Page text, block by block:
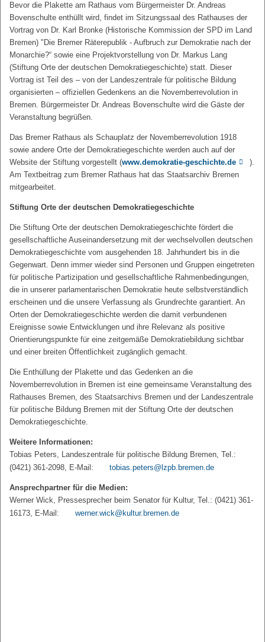
Bevor die Plakette am Rathaus vom Bürgermeister Dr. Andreas
Bovenschulte enthüllt wird, findet im Sitzungssaal des Rathauses der
Vortrag von Dr. Karl Bronke (Historische Kommission der SPD im Land
Bremen) "Die Bremer Räterepublik - Aufbruch zur Demokratie nach der
Monarchie?“ sowie eine Projektvorstellung von Dr. Markus Lang
(Stiftung Orte der deutschen Demokratiegeschichte) statt. Dieser
Vortrag ist Teil des – von der Landeszentrale für politische Bildung
organisierten – offiziellen Gedenkens an die Novemberrevolution in
Bremen. Bürgermeister Dr. Andreas Bovenschulte wird die Gäste der
Veranstaltung begrüßen.
Das Bremer Rathaus als Schauplatz der Novemberrevolution 1918
sowie andere Orte der Demokratiegeschichte werden auch auf der
Website der Stiftung vorgestellt (www.demokratie-geschichte.de
).
Am Textbeitrag zum Bremer Rathaus hat das Staatsarchiv Bremen
mitgearbeitet.
Stiftung Orte der deutschen Demokratiegeschichte
Die Stiftung Orte der deutschen Demokratiegeschichte fördert die
gesellschaftliche Auseinandersetzung mit der wechselvollen deutschen
Demokratiegeschichte vom ausgehenden 18. Jahrhundert bis in die
Gegenwart. Denn immer wieder sind Personen und Gruppen eingetreten
für politische Partizipation und gesellschaftliche Rahmenbedingungen,
die in unserer parlamentarischen Demokratie heute selbstverständlich
erscheinen und die unsere Verfassung als Grundrechte garantiert. An
Orten der Demokratiegeschichte werden die damit verbundenen
Ereignisse sowie Entwicklungen und ihre Relevanz als positive
Orientierungspunkte für eine zeitgemäße Demokratiebildung sichtbar
und einer breiten Öffentlichkeit zugänglich gemacht.
Die Enthüllung der Plakette und das Gedenken an die
Novemberrevolution in Bremen ist eine gemeinsame Veranstaltung des
Rathauses Bremen, des Staatsarchivs Bremen und der Landeszentrale
für politische Bildung Bremen mit der Stiftung Orte der deutschen
Demokratiegeschichte.
Weitere Informationen:
Tobias Peters, Landeszentrale für politische Bildung Bremen, Tel.:
(0421) 361-2098, E-Mail:
tobias.peters@lzpb.bremen.de
Ansprechpartner für die Medien:
Werner Wick, Pressesprecher beim Senator für Kultur, Tel.: (0421) 361-
16173, E-Mail:
werner.wick@kultur.bremen.de